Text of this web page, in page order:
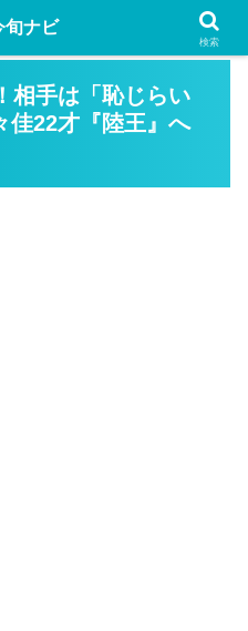
相手は「恥じらい
佳22才『陸王』へ
旬ナビ
検索